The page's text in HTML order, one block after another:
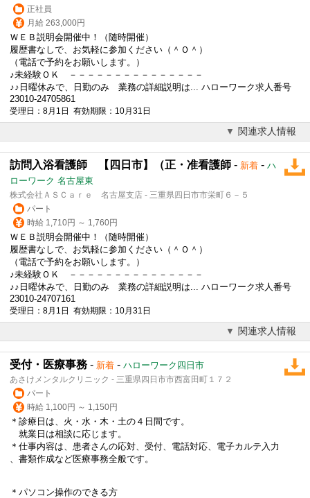
正社員
月給 263,000円
ＷＥＢ説明会開催中！（随時開催）
履歴書なしで、お気軽に参加ください（＾Ｏ＾）
（電話で予約をお願いします。）
♪未経験ＯＫ －－－－－－－－－－－－－－－
♪♪日曜休みで、日勤のみ 業務の詳細説明は... ハローワーク求人番号
23010-24705861
受理日：8月1日 有効期限：10月31日
関連求人情報
訪問入浴看護師 【四日市】（正・准看護師 - 新着 - ハ
ローワーク 名古屋東
株式会社ＡＳＣａｒｅ 名古屋支店 - 三重県四日市市栄町６－５
パート
時給 1,710円 ～ 1,760円
ＷＥＢ説明会開催中！（随時開催）
履歴書なしで、お気軽に参加ください（＾Ｏ＾）
（電話で予約をお願いします。）
♪未経験ＯＫ －－－－－－－－－－－－－－－
♪♪日曜休みで、日勤のみ 業務の詳細説明は... ハローワーク求人番号
23010-24707161
受理日：8月1日 有効期限：10月31日
関連求人情報
受付・医療事務 - 新着 - ハローワーク四日市
あさけメンタルクリニック - 三重県四日市市西富田町１７２
パート
時給 1,100円 ～ 1,150円
＊診療日は、火・水・木・土の４日間です。
就業日は相談に応じます。
＊仕事内容は、患者さんの応対、受付、電話対応、 電子カルテ 入力
、書類作成など医療事務全般です。
＊パソコン操作のできる方